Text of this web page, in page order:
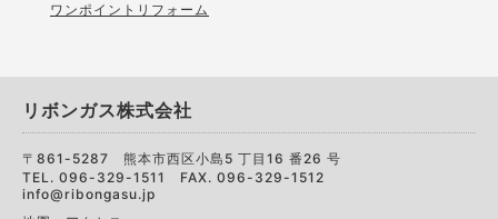
ワンポイントリフォーム
リボンガス株式会社
〒861-5287 熊本市西区小島5 丁目16 番26 号
TEL. 096-329-1511 FAX. 096-329-1512
info@ribongasu.jp